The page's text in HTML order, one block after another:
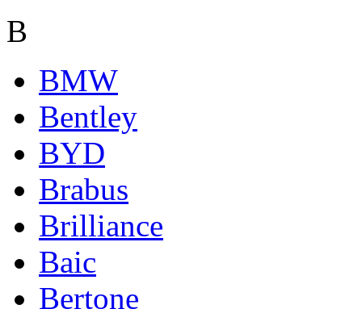
B
BMW
Bentley
BYD
Brabus
Brilliance
Baic
Bertone